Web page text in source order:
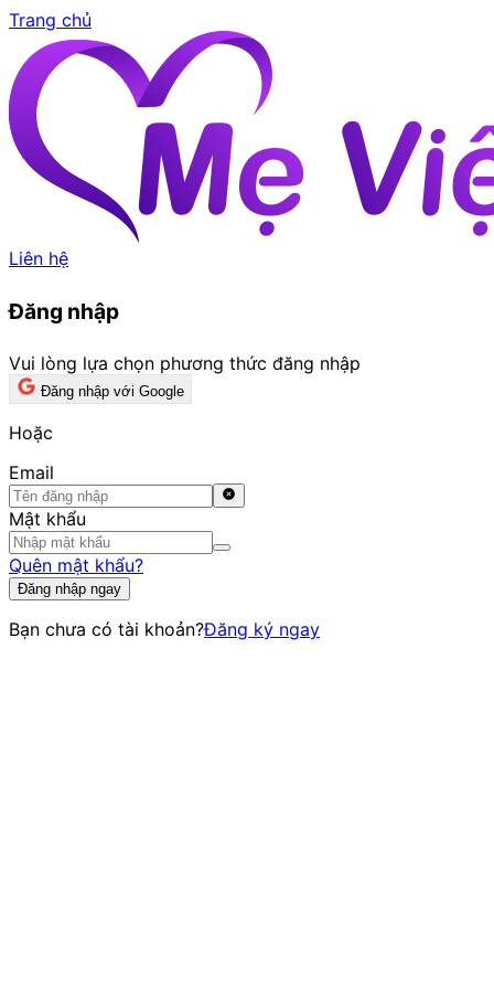
Trang chủ
Liên hệ
Đăng nhập
Vui lòng lựa chọn phương thức đăng nhập
Đăng nhập với Google
Hoặc
Email
Mật khẩu
Quên mật khẩu?
Đăng nhập ngay
Bạn chưa có tài khoản?Đăng ký ngay